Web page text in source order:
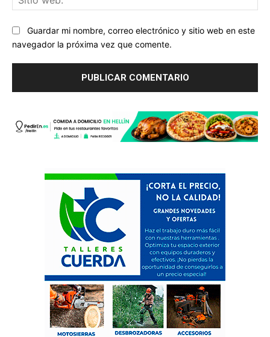
Guardar mi nombre, correo electrónico y sitio web en este
navegador la próxima vez que comente.